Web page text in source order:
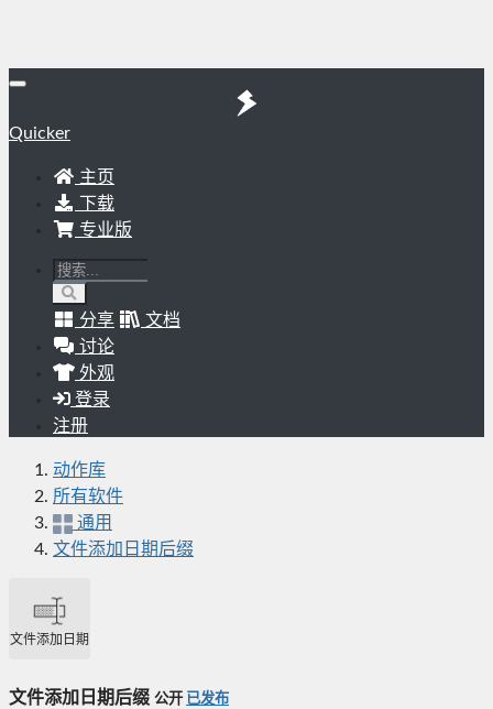
Quicker
主页
下载
专业版
分享
文档
讨论
外观
登录
注册
动作库
所有软件
通用
文件添加日期后缀
文件添加日期后缀
文件添加日期后缀 公开 已发布